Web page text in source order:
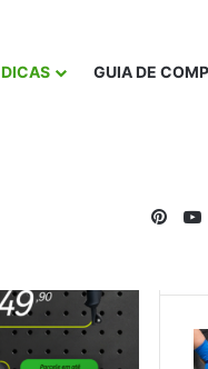
DICAS GUIA DE